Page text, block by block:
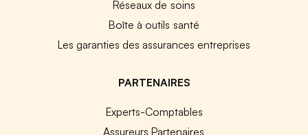
Réseaux de soins
Boîte à outils santé
Les garanties des assurances entreprises
PARTENAIRES
Experts-Comptables
Assureurs Partenaires